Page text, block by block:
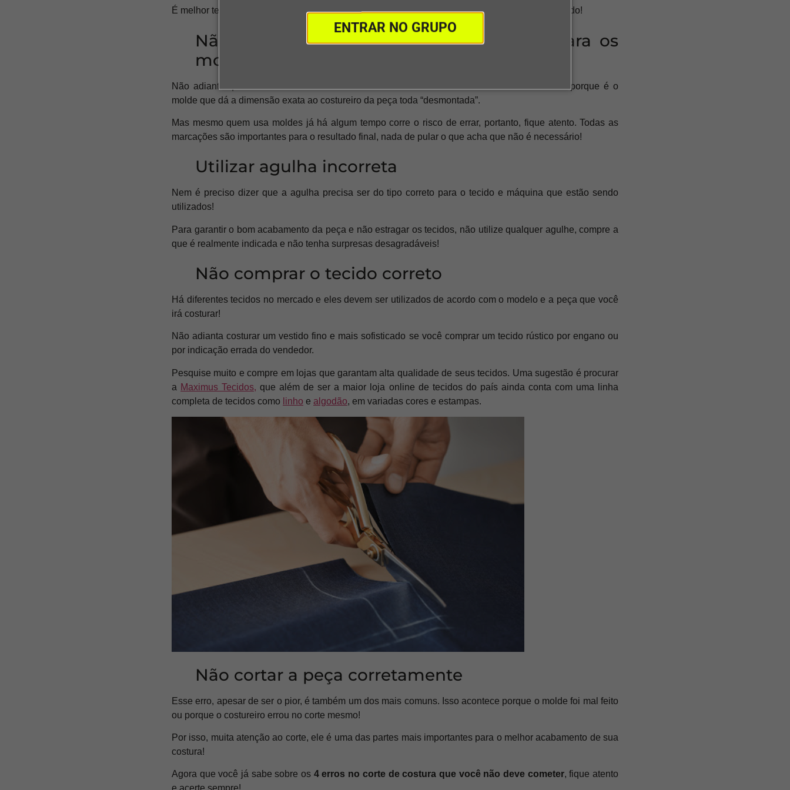
ENTRAR NO GRUPO
É melhor ter que comprar mais tecido do que sair com fama de que estragou algum corte de tecido!
Não transferir corretamente a marcação para os
moldes
Não adianta querer costurar sem moldes ou com moldes desenhados incorretamente. Isso porque é o
molde que dá a dimensão exata ao costureiro da peça toda “desmontada”.
Mas mesmo quem usa moldes já há algum tempo corre o risco de errar, portanto, fique atento. Todas as
marcações são importantes para o resultado final, nada de pular o que acha que não é necessário!
Utilizar agulha incorreta
Nem é preciso dizer que a agulha precisa ser do tipo correto para o tecido e máquina que estão sendo
utilizados!
Para garantir o bom acabamento da peça e não estragar os tecidos, não utilize qualquer agulhe, compre a
que é realmente indicada e não tenha surpresas desagradáveis!
Não comprar o tecido correto
Há diferentes tecidos no mercado e eles devem ser utilizados de acordo com o modelo e a peça que você
irá costurar!
Não adianta costurar um vestido fino e mais sofisticado se você comprar um tecido rústico por engano ou
por indicação errada do vendedor.
Pesquise muito e compre em lojas que garantam alta qualidade de seus tecidos. Uma sugestão é procurar
a Maximus Tecidos, que além de ser a maior loja online de tecidos do país ainda conta com uma linha
completa de tecidos como linho e algodão, em variadas cores e estampas.
Não cortar a peça corretamente
Esse erro, apesar de ser o pior, é também um dos mais comuns. Isso acontece porque o molde foi mal feito
ou porque o costureiro errou no corte mesmo!
Por isso, muita atenção ao corte, ele é uma das partes mais importantes para o melhor acabamento de sua
costura!
Agora que você já sabe sobre os 4 erros no corte de costura que você não deve cometer, fique atento